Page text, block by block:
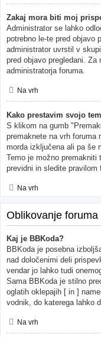
Zakaj mora biti moj
Administrator se lahko
potrebno le-te pred objavo
administrator uvrstil v
pred objavo pregledani. Za
administratorja foruma.
Na vrh
Kako prestavim svojo
S klikom na gumb
premaknete na vrh foruma
morda izključena ali pa še
Temo je možno premakniti
previdni in sledite pravilom
Na vrh
Oblikovanje foruma
Kaj je BBKoda?
BBKoda je posebna
nad določenimi deli
vendar jo lahko tudi
Sama BBKoda je stilno
oglatih oklepajih [ in ]
vodnik, do katerega lahko
Na vrh